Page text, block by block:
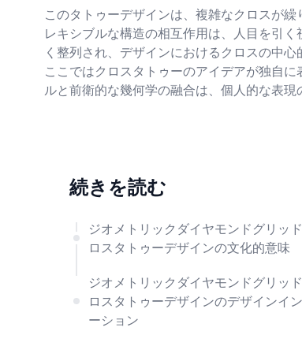
このタトゥーデザインは、複雑なクロスが
レキシブルな構造の相互作用は、人目を引
く整列され、デザインにおけるクロスの中
ここではクロスタトゥーのアイデアが独自
ルと前衛的な幾何学の融合は、個人的な表
続きを読む
ジオメトリックダイヤモンドグリッ
ロスタトゥーデザインの文化的意味
ジオメトリックダイヤモンドグリッ
ロスタトゥーデザインのデザインイ
ーション